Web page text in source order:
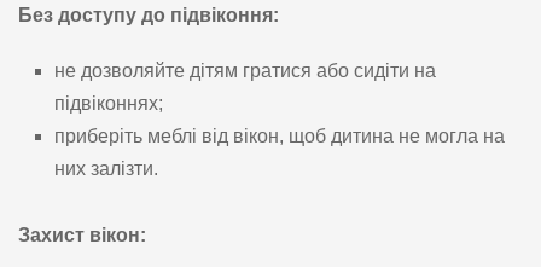
Без доступу до підвіконня:
не дозволяйте дітям гратися або сидіти на
підвіконнях;
приберіть меблі від вікон, щоб дитина не могла на
них залізти.
Захист вікон: